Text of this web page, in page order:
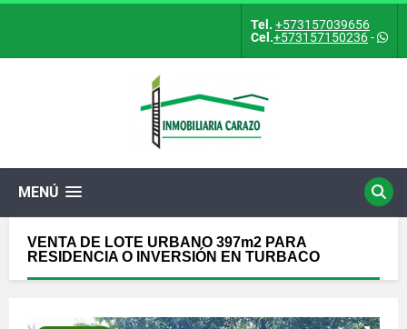
Tel. +573157039656
Cel.+573157150236-
MENÚ
VENTA DE LOTE URBANO 397m2 PARA
RESIDENCIA O INVERSIÓN EN TURBACO